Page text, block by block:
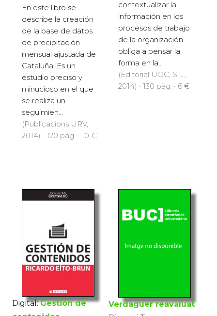
En este libro se
describe la creación
de la base de datos
de precipitación
mensual ajustada de
Cataluña. Es un
estudio preciso y
minucioso en el que
se realiza un
seguimien...
(Publicacions URV,
2014) · 120 pàg. · 10 €
contextualizar la
información en los
procesos de trabajo
de la organización
obliga a pensar la
forma en la...
(Editorial UOC, S.L.,
2014) · 130 pàg. · 6 €
Digital: Gestión de
Verdaguer reavaluat